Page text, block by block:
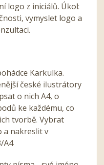
logo z iniciálů. Úkol:
vymyslet logo a
Karkulka.
české ilustrátory
o nich A4, o
ke každému, co
tvorbě. Vybrat
a nakreslit v
A4